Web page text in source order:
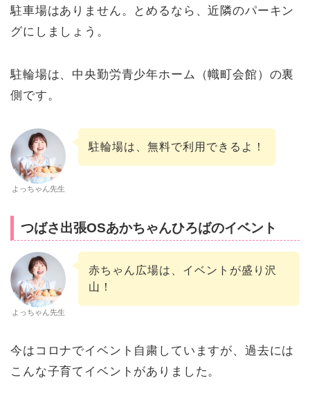
駐車場はありません。とめるなら、近隣のパーキン
グにしましょう。
駐輪場は、中央勤労青少年ホーム（幟町会館）の裏
側です。
よっちゃん先生
駐輪場は、無料で利用できるよ！
つばさ出張OSあかちゃんひろばのイベント
よっちゃん先生
赤ちゃん広場は、イベントが盛り沢
山！
今はコロナでイベント自粛していますが、過去には
こんな子育てイベントがありました。